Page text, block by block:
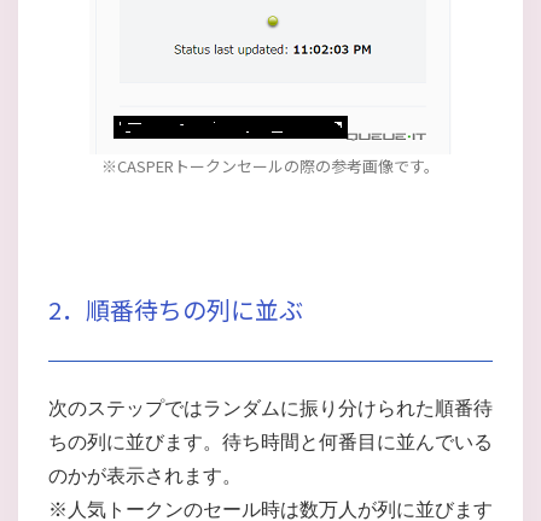
※CASPERトークンセールの際の参考画像です。
2．順番待ちの列に並ぶ
次のステップではランダムに振り分けられた順番待
ちの列に並びます。待ち時間と何番目に並んでいる
のかが表示されます。
※人気トークンのセール時は数万人が列に並びます